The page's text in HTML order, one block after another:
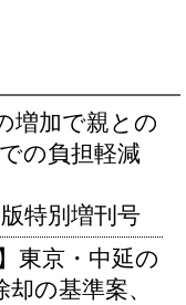
増加で親との
の負担軽減
特別増刊号
東京・中延の
の基準案、